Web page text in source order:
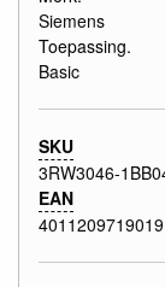
Siemens
Toepassing.
Basic
SKU
3RW3046-
EAN
4011209719019